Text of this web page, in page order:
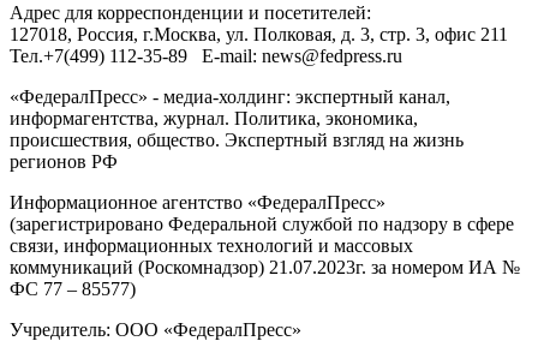
Адрес для корреспонденции и посетителей:
127018, Россия, г.Москва, ул. Полковая, д. 3, стр. 3, офис 211
Тел.+7(499) 112-35-89 E-mail: news@fedpress.ru
«ФедералПресс» - медиа-холдинг: экспертный канал,
информагентства, журнал. Политика, экономика,
происшествия, общество. Экспертный взгляд на жизнь
регионов РФ
Информационное агентство «ФедералПресс»
(зарегистрировано Федеральной службой по надзору в сфере
связи, информационных технологий и массовых
коммуникаций (Роскомнадзор) 21.07.2023г. за номером ИА №
ФС 77 – 85577)
Учредитель: ООО «ФедералПресс»